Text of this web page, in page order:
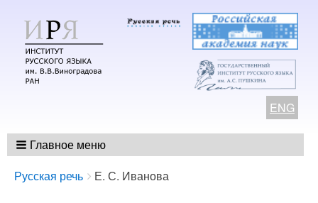
ENG
Главное меню
Breadcrumbs
You
Русская речь Е. С. Иванова